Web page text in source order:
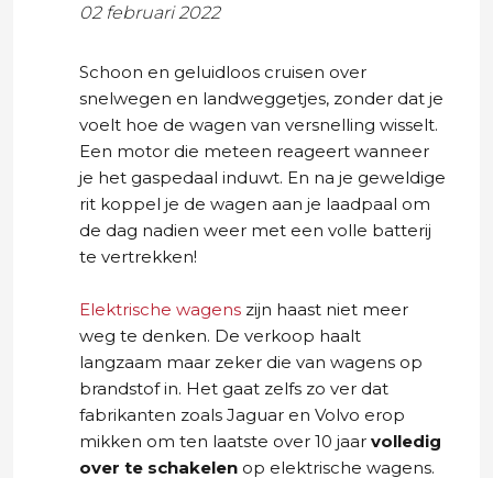
02 februari 2022
Schoon en geluidloos cruisen over
snelwegen en landweggetjes, zonder dat je
voelt hoe de wagen van versnelling wisselt.
Een motor die meteen reageert wanneer
je het gaspedaal induwt. En na je geweldige
rit koppel je de wagen aan je laadpaal om
de dag nadien weer met een volle batterij
te vertrekken!
Elektrische wagens zijn haast niet meer
weg te denken. De verkoop haalt
langzaam maar zeker die van wagens op
brandstof in. Het gaat zelfs zo ver dat
fabrikanten zoals Jaguar en Volvo erop
mikken om ten laatste over 10 jaar volledig
over te schakelen op elektrische wagens.